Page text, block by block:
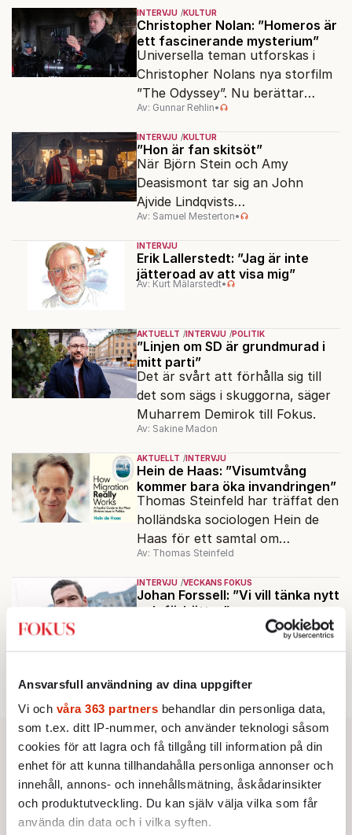
Ansvarsfull användning av dina uppgifter
Vi och våra 363 partners behandlar din personliga data,
som t.ex. ditt IP-nummer, och använder teknologi såsom
cookies för att lagra och få tillgång till information på din
enhet för att kunna tillhandahålla personliga annonser och
innehåll, annons- och innehållsmätning, åskådarinsikter
och produktutveckling. Du kan själv välja vilka som får
använda din data och i vilka syften.
INTERVJU KULTUR
Christopher Nolan: ”Homeros är
ett fascinerande mysterium”
Universella teman utforskas i
Christopher Nolans nya storfilm
”The Odyssey”. Nu berättar
stjärnregissören om
fascinationen för Homeros
klassiska epos.
Av: Gunnar Rehlin•
INTERVJU KULTUR
”Hon är fan skitsöt”
När Björn Stein och Amy
Deasismont tar sig an John
Ajvide Lindqvists
sjöjungfruhistoria ”Sommaren
1985” korsas Saltkråkan med
Stephen King.
Av: Samuel Mesterton•
INTERVJU
Erik Lallerstedt: ”Jag är inte
jätteroad av att visa mig”
Av: Kurt Mälarstedt•
AKTUELLT INTERVJU POLITIK
”Linjen om SD är grundmurad i
mitt parti”
Det är svårt att förhålla sig till
det som sägs i skuggorna, säger
Muharrem Demirok till Fokus.
Av: Sakine Madon
AKTUELLT INTERVJU
Hein de Haas: ”Visumtvång
kommer bara öka invandringen”
Thomas Steinfeld har träffat den
holländska sociologen Hein de
Haas för ett samtal om
migrationens myter.
Av: Thomas Steinfeld
INTERVJU VECKANS FOKUS
Johan Forssell: ”Vi vill tänka nytt
och förbättra”
Från att betala ut så mycket
som möjligt. Till bästa kvalitet för
nya biståndspolitiken, enligt